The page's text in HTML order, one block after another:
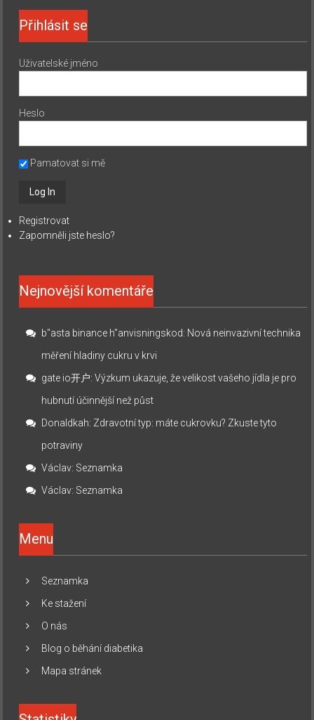
Přihlásit se
Uživatelské jméno
Heslo
Pamatovat si mě
Registrovat
Zapomněli jste heslo?
Nejnovější komentáře
b"asta binance h"anvisningskod: Nová neinvazivní technika
měření hladiny cukru v krvi
gate io开户:Výzkum ukazuje, že velikost vašeho jídla je pro
hubnutí účinnější než půst
Donaldkah: Zdravotní typ: máte cukrovku? Zkuste tyto
potraviny
Václav: Seznamka
Václav: Seznamka
Menu
Seznamka
Ke stažení
O nás
Blog o běhání diabetika
Mapa stránek